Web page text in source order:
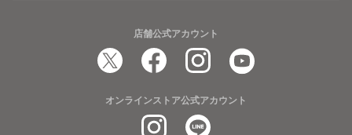
店舗公式アカウント
オンラインストア公式アカウント